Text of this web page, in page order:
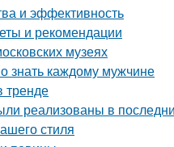
и эффективность
и рекомендации
музеях
знать каждому мужчине
тренде
реализованы в
стиля